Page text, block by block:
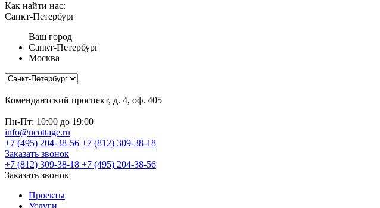
Как найти нас:
Санкт-Петербург
Ваш город
Санкт-Петербург
Москва
Комендантский проспект, д. 4, оф. 405
Пн-Пт: 10:00 до 19:00
info@ncottage.ru
+7 (495) 204-38-56 +7 (812) 309-38-18
Заказать звонок
+7 (812) 309-38-18 +7 (495) 204-38-56
Заказать звонок
Проекты
Услуги